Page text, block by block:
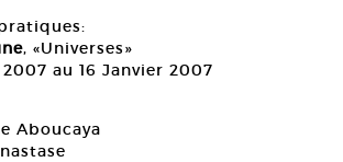
, «Universes»
au 16 Janvier 2007
Aboucaya